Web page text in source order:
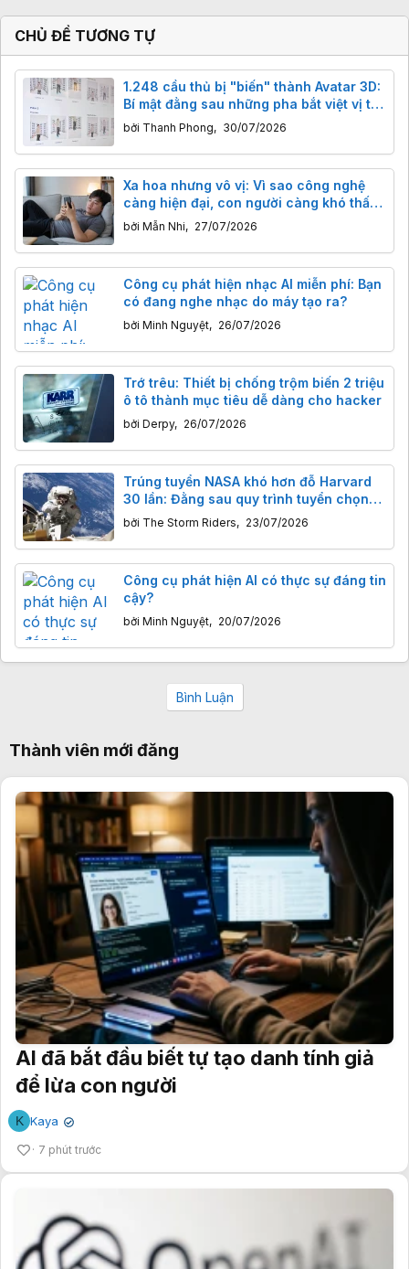
CHỦ ĐỀ TƯƠNG TỰ
1.248 cầu thủ bị "biến" thành Avatar 3D:
Bí mật đằng sau những pha bắt việt vị tại
World Cup 2026
bởi Thanh Phong, 30/07/2026
Xa hoa nhưng vô vị: Vì sao công nghệ
càng hiện đại, con người càng khó thấy
vui?
bởi Mẫn Nhi, 27/07/2026
Công cụ phát hiện nhạc AI miễn phí: Bạn
có đang nghe nhạc do máy tạo ra?
bởi Minh Nguyệt, 26/07/2026
Trớ trêu: Thiết bị chống trộm biến 2 triệu
ô tô thành mục tiêu dễ dàng cho hacker
bởi Derpy, 26/07/2026
Trúng tuyển NASA khó hơn đỗ Harvard
30 lần: Đằng sau quy trình tuyển chọn
phi hành gia gắt gao đến mức nào?
bởi The Storm Riders, 23/07/2026
Công cụ phát hiện AI có thực sự đáng tin
cậy?
bởi Minh Nguyệt, 20/07/2026
Bình Luận
Thành viên mới đăng
AI đã bắt đầu biết tự tạo danh tính giả
để lừa con người
K Kaya ✔
7 phút trước